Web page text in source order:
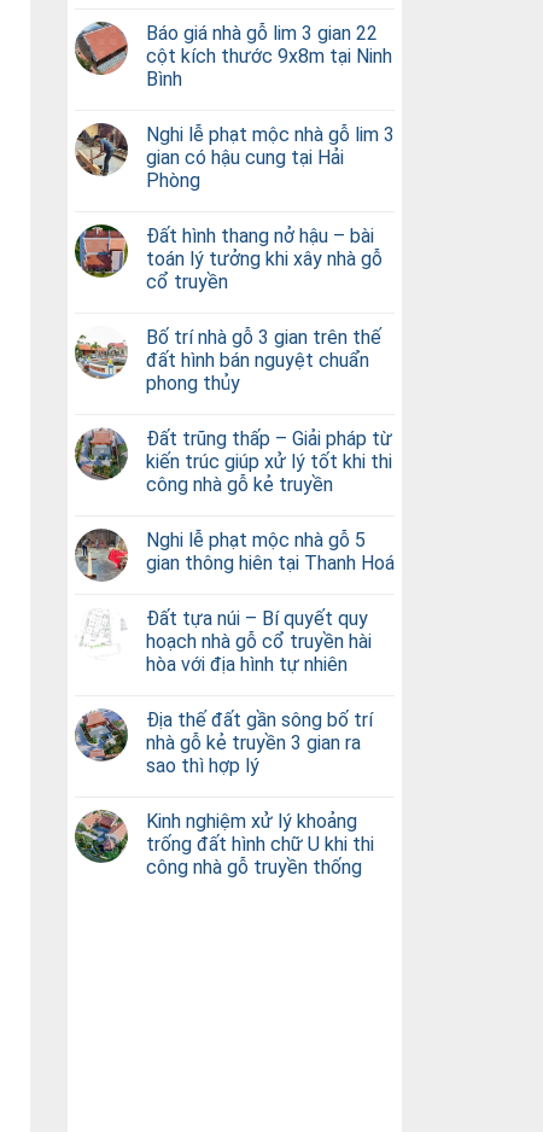
Báo giá nhà gỗ lim 3 gian 22
cột kích thước 9x8m tại Ninh
Bình
Nghi lễ phạt mộc nhà gỗ lim 3
gian có hậu cung tại Hải
Phòng
Đất hình thang nở hậu – bài
toán lý tưởng khi xây nhà gỗ
cổ truyền
Bố trí nhà gỗ 3 gian trên thế
đất hình bán nguyệt chuẩn
phong thủy
Đất trũng thấp – Giải pháp từ
kiến trúc giúp xử lý tốt khi thi
công nhà gỗ kẻ truyền
Nghi lễ phạt mộc nhà gỗ 5
gian thông hiên tại Thanh Hoá
Đất tựa núi – Bí quyết quy
hoạch nhà gỗ cổ truyền hài
hòa với địa hình tự nhiên
Địa thế đất gần sông bố trí
nhà gỗ kẻ truyền 3 gian ra
sao thì hợp lý
Kinh nghiệm xử lý khoảng
trống đất hình chữ U khi thi
công nhà gỗ truyền thống